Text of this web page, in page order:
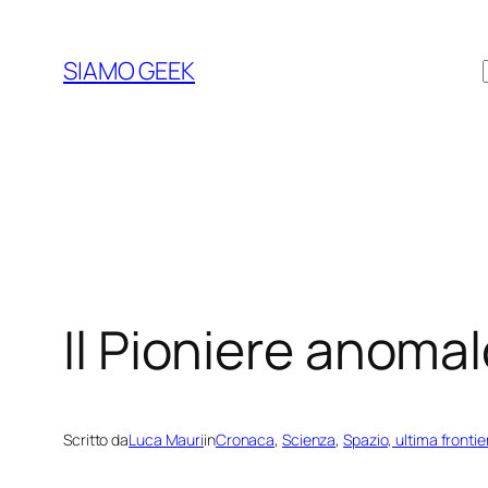
contenuto
SIAMO GEEK
Il Pioniere
Scritto daLuca MauriinCronaca, Scienza, Spazio, ultima